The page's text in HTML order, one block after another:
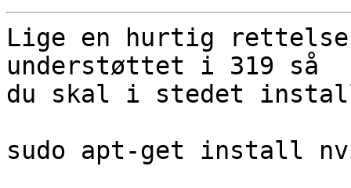
Lige en hurtig
understøttet i 319 så
du skal i stedet
sudo apt-get install